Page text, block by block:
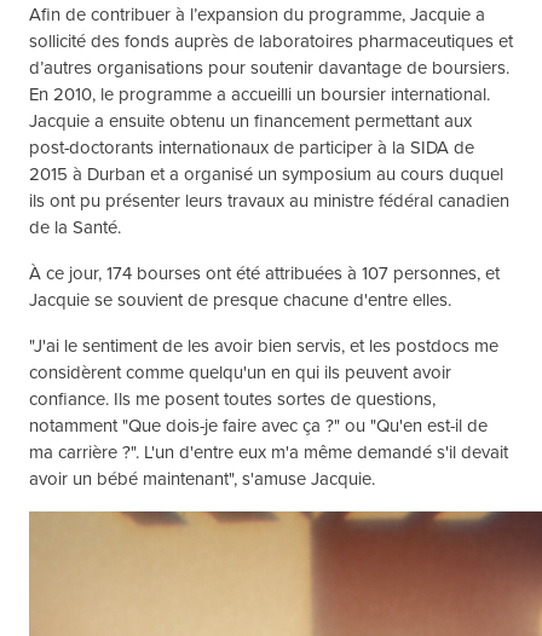
Afin de contribuer à l’expansion du programme, Jacquie a
sollicité des fonds auprès de laboratoires pharmaceutiques et
d’autres organisations pour soutenir davantage de boursiers.
En 2010, le programme a accueilli un boursier international.
Jacquie a ensuite obtenu un financement permettant aux
post-doctorants internationaux de participer à la SIDA de
2015 à Durban et a organisé un symposium au cours duquel
ils ont pu présenter leurs travaux au ministre fédéral canadien
de la Santé.
À ce jour, 174 bourses ont été attribuées à 107 personnes, et
Jacquie se souvient de presque chacune d'entre elles.
"J'ai le sentiment de les avoir bien servis, et les postdocs me
considèrent comme quelqu'un en qui ils peuvent avoir
confiance. Ils me posent toutes sortes de questions,
notamment "Que dois-je faire avec ça ?" ou "Qu'en est-il de
ma carrière ?". L'un d'entre eux m'a même demandé s'il devait
avoir un bébé maintenant", s'amuse Jacquie.